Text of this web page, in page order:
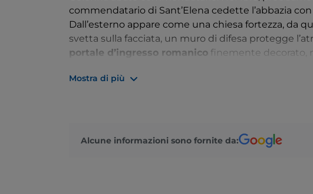
commendatario di Sant’Elena cedette l’abbazia
Dall’esterno appare come una chiesa fortezza, da
svetta sulla facciata, un muro di difesa protegge
portale d’ingresso romanico finemente decorato,
con soffitto a volte e archi a tutto tondo. Oggi del
Mostra di più
Alcune informazioni sono fornite da: